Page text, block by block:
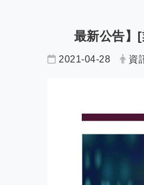
最新公告】
2021-04-28 資